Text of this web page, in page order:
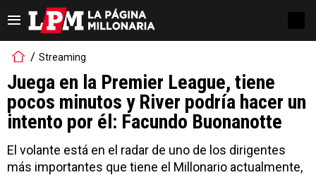
Streaming
Juega en la Premier League, tiene
pocos minutos y River podría hacer un
intento por él: Facundo Buonanotte
El volante está en el radar de uno de los dirigentes
más importantes que tiene el Millonario actualmente,